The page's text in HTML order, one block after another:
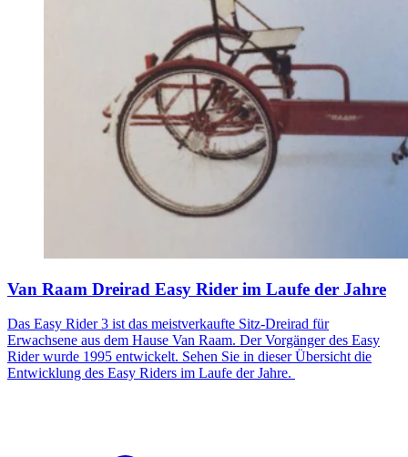
Van Raam Dreirad Easy Rider im Laufe der Jahre
Das Easy Rider 3 ist das meistverkaufte Sitz-Dreirad für
Erwachsene aus dem Hause Van Raam. Der Vorgänger des Easy
Rider wurde 1995 entwickelt. Sehen Sie in dieser Übersicht die
Entwicklung des Easy Riders im Laufe der Jahre.